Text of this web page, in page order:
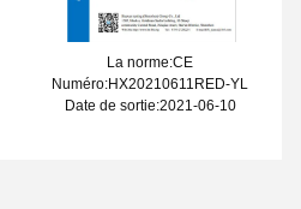
La norme:CE
Numéro:HX20210611RED-YL
Date de sortie:2021-06-10